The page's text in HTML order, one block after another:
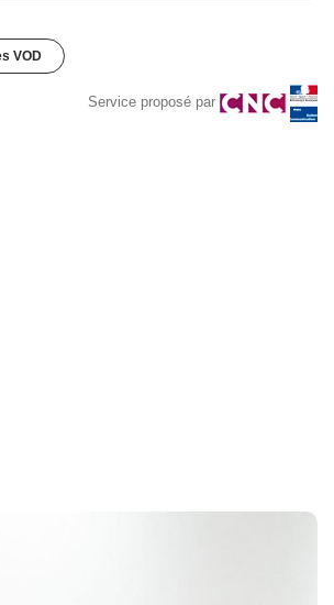
VOD
Service proposé par